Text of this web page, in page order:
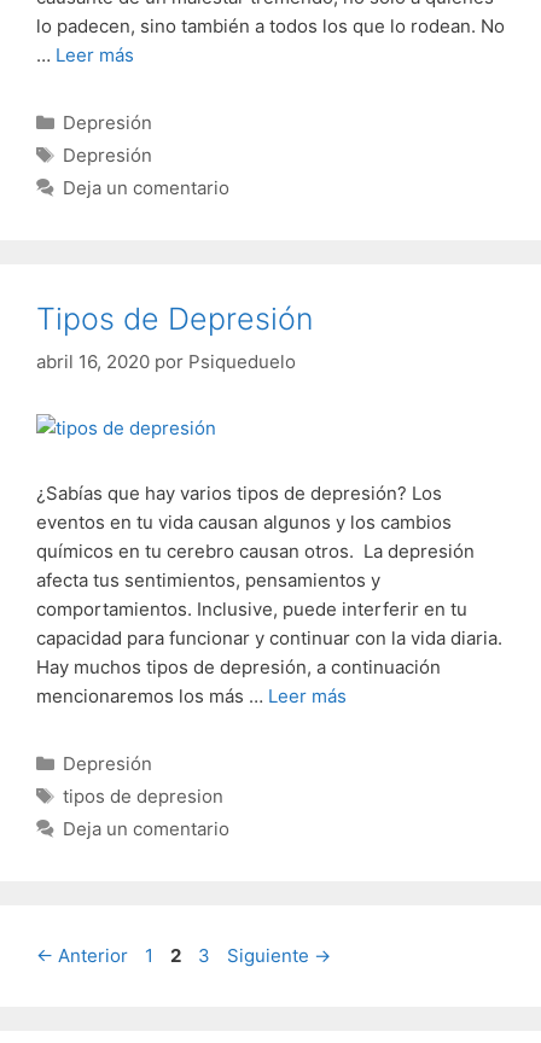
lo padecen, sino también a todos los que lo rodean. No
… Leer más
Categorías
Depresión
Etiquetas
Depresión
Deja un comentario
Tipos de Depresión
abril 16, 2020 por Psiqueduelo
¿Sabías que hay varios tipos de depresión? Los
eventos en tu vida causan algunos y los cambios
químicos en tu cerebro causan otros. La depresión
afecta tus sentimientos, pensamientos y
comportamientos. Inclusive, puede interferir en tu
capacidad para funcionar y continuar con la vida diaria.
Hay muchos tipos de depresión, a continuación
mencionaremos los más … Leer más
Categorías
Depresión
Etiquetas
tipos de depresion
Deja un comentario
← Anterior Página
1 Página
2 Página
3 Siguiente →